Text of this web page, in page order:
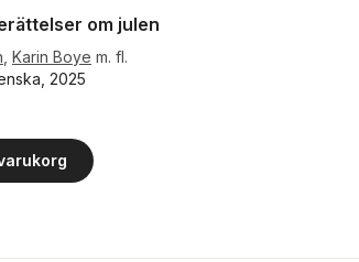
om julen
Karin Boye m. fl.
2025
Totalt antal röster: